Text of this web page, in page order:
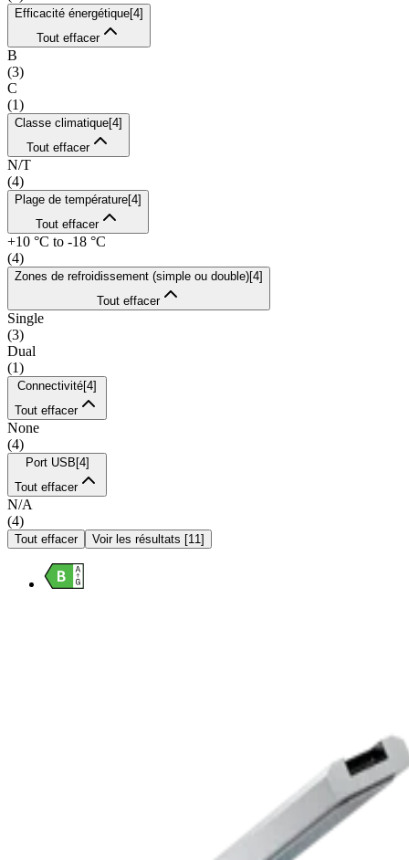
Efficacité énergétique[4]
Tout effacer
B
(3)
C
(1)
Classe climatique[4]
Tout effacer
N/T
(4)
Plage de température[4]
Tout effacer
+10 °C to -18 °C
(4)
Zones de refroidissement (simple ou double)[4]
Tout effacer
Single
(3)
Dual
(1)
Connectivité[4]
Tout effacer
None
(4)
Port USB [4]
Tout effacer
N/A
(4)
Tout effacer Voir les résultats [11 ]